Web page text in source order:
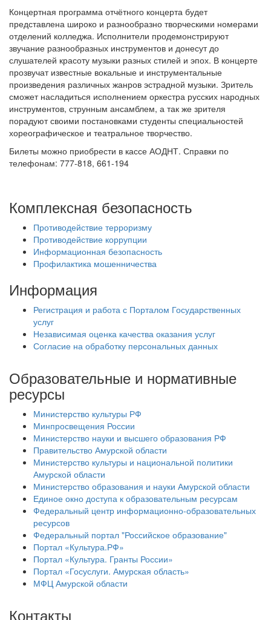
Концертная программа отчётного концерта будет
представлена широко и разнообразно творческими номерами
отделений колледжа. Исполнители продемонстрируют
звучание разнообразных инструментов и донесут до
слушателей красоту музыки разных стилей и эпох. В концерте
прозвучат известные вокальные и инструментальные
произведения различных жанров эстрадной музыки. Зритель
сможет насладиться исполнением оркестра русских народных
инструментов, струнным ансамблем, а так же зрителя
порадуют своими постановками студенты специальностей
хореографическое и театральное творчество.
Билеты можно приобрести в кассе АОДНТ. Справки по
телефонам: 777-818, 661-194
Комплексная безопасность
Противодействие терроризму
Противодействие коррупции
Информационная безопасность
Профилактика мошенничества
Информация
Регистрация и работа с Порталом Государственных
услуг
Независимая оценка качества оказания услуг
Согласие на обработку персональных данных
Образовательные и нормативные
ресурсы
Министерство культуры РФ
Минпросвещения России
Министерство науки и высшего образования РФ
Правительство Амурской области
Министерство культуры и национальной политики
Амурской области
Министерство образования и науки Амурской области
Единое окно доступа к образовательным ресурсам
Федеральный центр информационно-образовательных
ресурсов
Федеральный портал "Российское образование"
Портал «Культура.РФ»
Портал «Культура. Гранты России»
Портал «Госуслуги. Амурская область»
МФЦ Амурской области
Контакты